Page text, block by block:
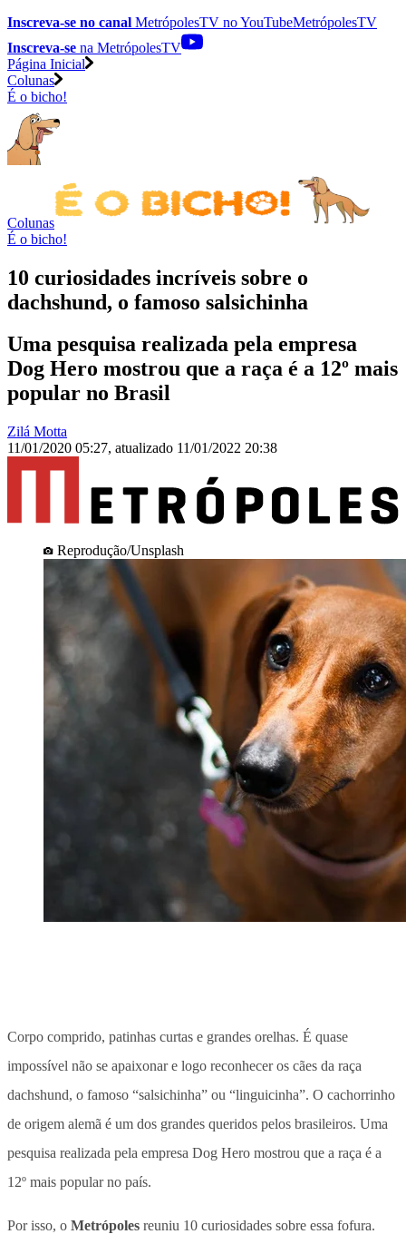
Inscreva-se no canal MetrópolesTV noYouTubeMetrópolesTV
Inscreva-se na MetrópolesTV
Página Inicial
Colunas
É o bicho!
Colunas
É o bicho!
10 curiosidades incríveis sobre o
dachshund, o famoso salsichinha
Uma pesquisa realizada pela empresa
Dog Hero mostrou que a raça é a 12º mais
popular no Brasil
Zilá Motta
11/01/2020 05:27, atualizado 11/01/2022 20:38
Reprodução/Unsplash
Corpo comprido, patinhas curtas e grandes orelhas. É quase
impossível não se apaixonar e logo reconhecer os cães da raça
dachshund, o famoso “salsichinha” ou “linguicinha”. O cachorrinho
de origem alemã é um dos grandes queridos pelos brasileiros. Uma
pesquisa realizada pela empresa Dog Hero mostrou que a raça é a
12º mais popular no país.
Por isso, o Metrópoles reuniu 10 curiosidades sobre essa fofura.